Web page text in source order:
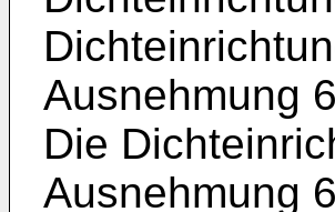
Ausnehmung
Die
Ausnehmung